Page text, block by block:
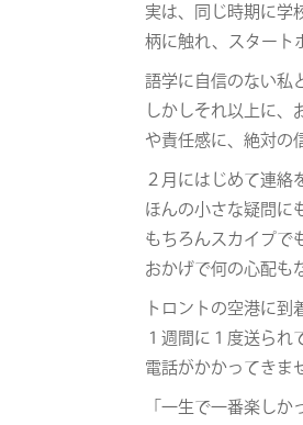
実は、同じ時期に学
柄に触れ、スタート
語学に自信のない私
しかしそれ以上に、
や責任感に、絶対の
２月にはじめて連絡
ほんの小さな疑問に
もちろんスカイプで
おかげで何の心配も
トロントの空港に到
１週間に１度送ら
電話がかかってきま
「一生で一番楽しか